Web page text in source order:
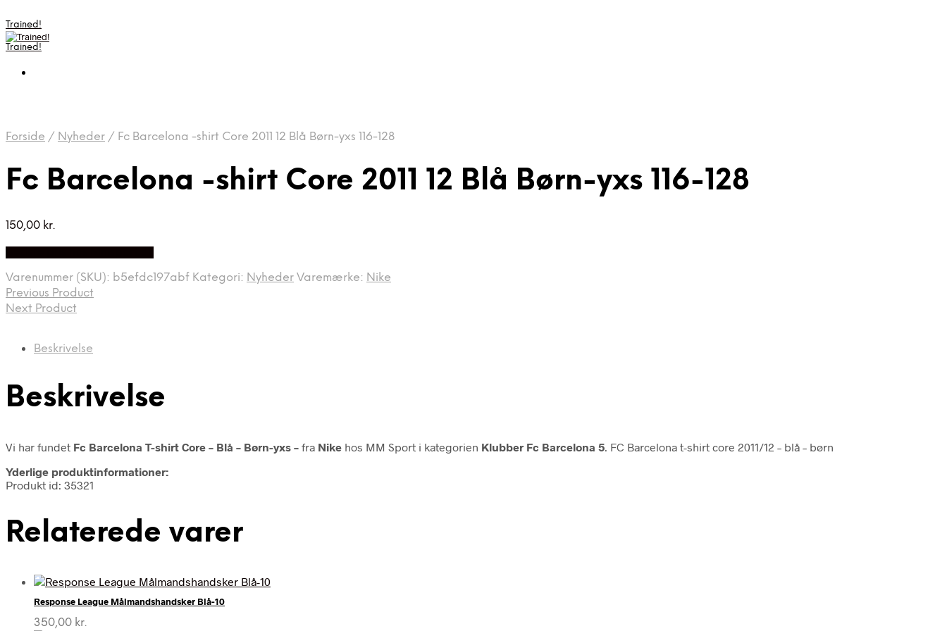
Trained!
Trained!
Forside / Nyheder / Fc Barcelona -shirt Core 2011 12 Blå Børn-yxs 116-128
Fc Barcelona -shirt Core 2011 12 Blå Børn-yxs 116-128
150,00 kr.
Varenummer (SKU): b5efdc197abf Kategori: Nyheder Varemærke: Nike
Previous Product
Next Product
Beskrivelse
Beskrivelse
Vi har fundet Fc Barcelona T-shirt Core – Blå – Børn-yxs – fra Nike hos MM Sport i kategorien Klubber Fc Barcelona 5 . FC Barcelona t-shirt core 2011/12 – blå – børn
Yderlige produktinformationer:
Produkt id: 35321
Relaterede varer
Response League Målmandshandsker Blå-10
350,00 kr.